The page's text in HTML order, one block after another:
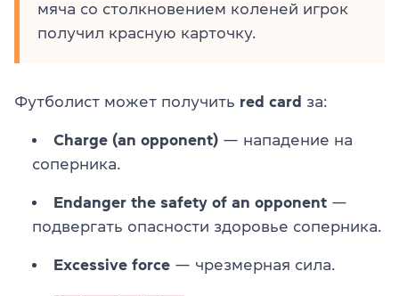
мяча со столкновением коленей игрок
получил красную карточку.
Футболист может получить red card за:
Charge (an opponent) — нападение на
соперника.
Endanger the safety of an opponent —
подвергать опасности здоровье соперника.
Excessive force — чрезмерная сила.